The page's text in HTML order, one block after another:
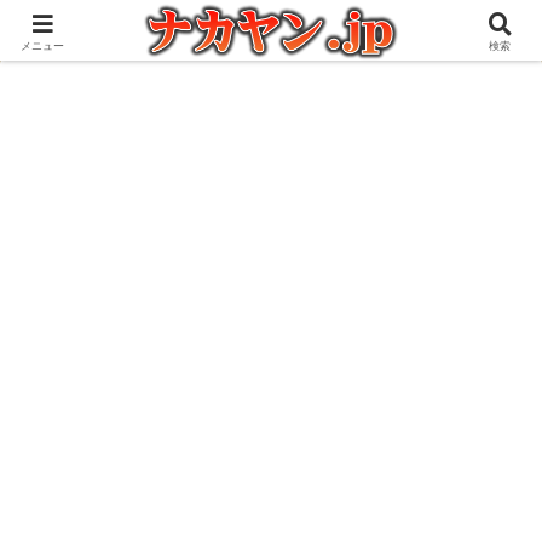
アウトドアとガジェット好きな管理人の愉快な日々を綴るブログ
メニュー 検索